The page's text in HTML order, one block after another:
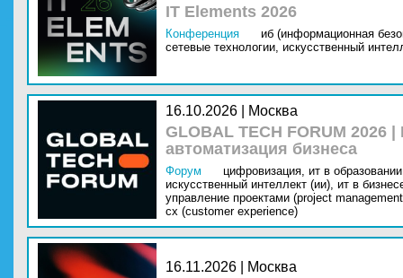
IT Elements 2026
Конференция
иб (информационная
сетевые технологии, искусственный
16.10.2026 | Москва
GLOBAL TECH FORUM
автоматизация бизнеса
Форум цифровизация, ит в
искусственный интеллект (ии), ит в
управление проектами (project
cx (customer experience)
16.11.2026 | Москва